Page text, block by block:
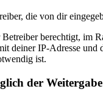
die von dir
berechtigt, im
deiner IP-Adresse
ist.
der